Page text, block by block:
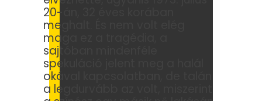
20-án, 32 éves korában
meghalt. És nem volt elég
maga ez a tragédia, a
sajtóban mindenféle
spekuláció jelent meg a halál
okával kapcsolatban, de talán
a legdurvább az volt, miszerint